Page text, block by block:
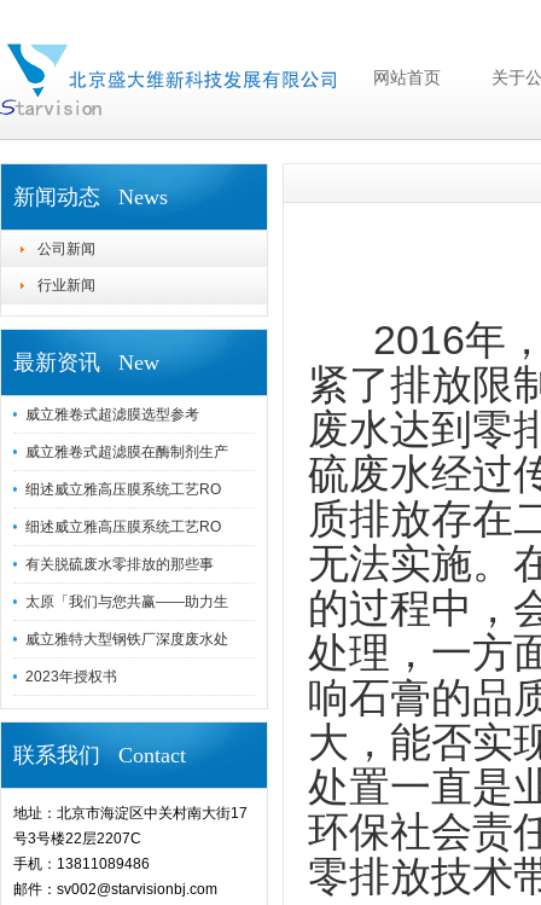
网站首页 关于
新闻动态 News
公司新闻
行业新闻
最新资讯 New
威立雅卷式超滤膜选型参考
威立雅卷式超滤膜在酶制剂生产
细述威立雅高压膜系统工艺RO
细述威立雅高压膜系统工艺RO
有关脱硫废水零排放的那些事
太原「我们与您共赢——助力生
威立雅特大型钢铁厂深度废水处
2023年授权书
联系我们 Contact
地址：北京市海淀区中关村南大街17
号3号楼22层2207C
手机：13811089486
邮件：sv002@starvisionbj.com
2016年，
紧了排放限
废水达到零
硫废水经过
质排放存在
无法实施。
的过程中，
处理，一方
响石膏的品
大，能否实
处置一直是
环保社会责
零排放技术